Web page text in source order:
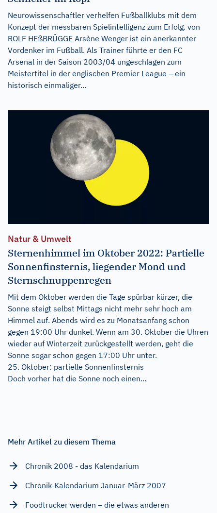
Neurowissenschaftler verhelfen Fußballklubs mit dem
Konzept der messbaren Spielintelligenz zum Erfolg. von
ROLF HEßBRÜGGE Arsène Wenger ist ein anerkannter
Vordenker im Fußball. Als Trainer führte er den FC
Arsenal in der Saison 2003/04 ungeschlagen zum
Meistertitel in der englischen Premier League – ein
historisch einmaliger...
Natur & Umwelt
Sternenhimmel im Oktober 2022: Partielle
Sonnenfinsternis, liegender Mond und
Sternschnuppenregen
Mit dem Oktober werden die Tage spürbar kürzer, die
Sonne steigt selbst Mittags nicht mehr sehr hoch am
Himmel auf. Abends wird es zu Monatsanfang schon
gegen 19:00 Uhr dunkel. Wenn am 30. Oktober die Uhren
wieder auf Winterzeit zurückgestellt werden, geht die
Sonne sogar schon gegen 17:00 Uhr unter.
25. Oktober: partielle Sonnenfinsternis
Doch vorher hat die Sonne noch einen...
Mehr Artikel zu diesem Thema
Chronik 2008 - das Kalendarium
Chronik-Kalendarium Januar-März 2007
Foodtrucker werden – die etwas anderen